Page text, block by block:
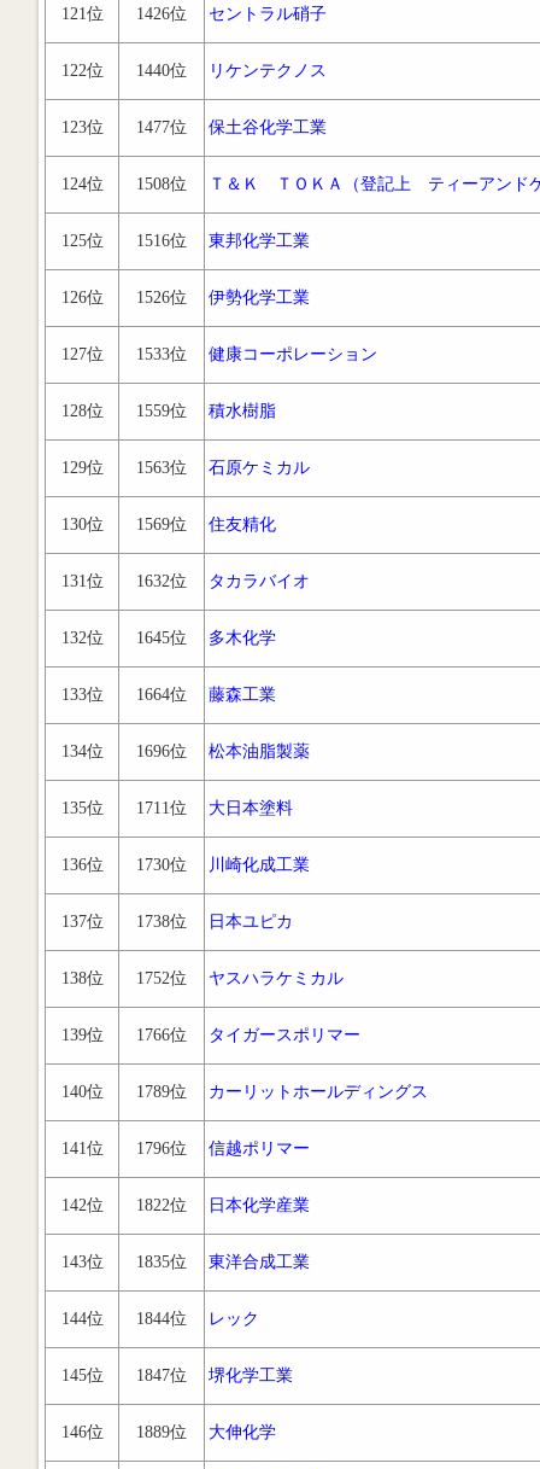
121位 1426位 セントラル硝子
122位 1440位 リケンテクノス
123位 1477位 保土谷化学工業
124位 1508位 Ｔ＆Ｋ ＴＯＫＡ（登記上 ティーアンド
125位 1516位 東邦化学工業
126位 1526位 伊勢化学工業
127位 1533位 健康コーポレーション
128位 1559位 積水樹脂
129位 1563位 石原ケミカル
130位 1569位 住友精化
131位 1632位 タカラバイオ
132位 1645位 多木化学
133位 1664位 藤森工業
134位 1696位 松本油脂製薬
135位 1711位 大日本塗料
136位 1730位 川崎化成工業
137位 1738位 日本ユピカ
138位 1752位 ヤスハラケミカル
139位 1766位 タイガースポリマー
140位 1789位 カーリットホールディングス
141位 1796位 信越ポリマー
142位 1822位 日本化学産業
143位 1835位 東洋合成工業
144位 1844位 レック
145位 1847位 堺化学工業
146位 1889位 大伸化学